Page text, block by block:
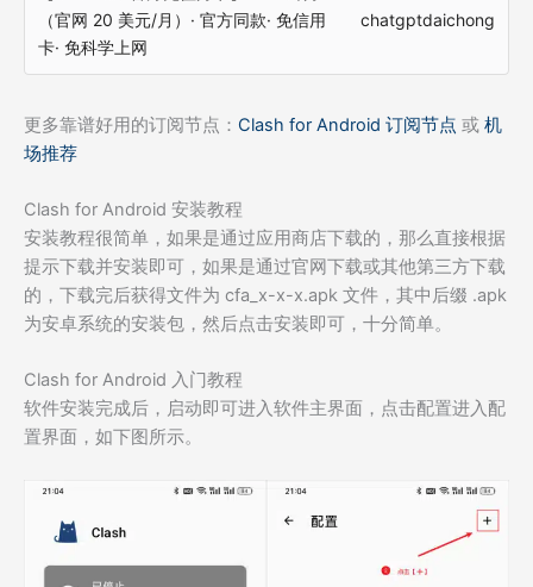
（官网 20 美元/月）· 官方同款· 免信用
卡· 免科学上网
chatgptdaichong
更多靠谱好用的订阅节点： Clash for Android 订阅节点 或 机
场推荐
Clash for Android 安装教程
安装教程很简单，如果是通过应用商店下载的，那么直接根据
提示下载并安装即可，如果是通过官网下载或其他第三方下载
的，下载完后获得文件为 cfa_x-x-x.apk 文件，其中后缀 .apk
为安卓系统的安装包，然后点击安装即可，十分简单。
Clash for Android 入门教程
软件安装完成后，启动即可进入软件主界面，点击配置进入配
置界面，如下图所示。